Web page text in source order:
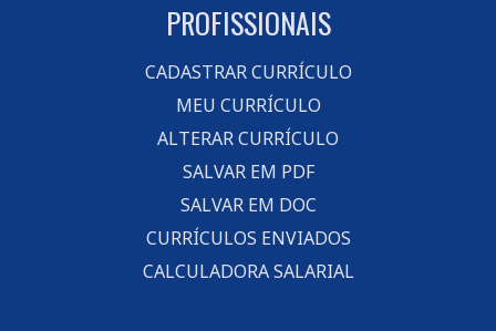
PROFISSIONAIS
CADASTRAR CURRÍCULO
MEU CURRÍCULO
ALTERAR CURRÍCULO
SALVAR EM PDF
SALVAR EM DOC
CURRÍCULOS ENVIADOS
CALCULADORA SALARIAL